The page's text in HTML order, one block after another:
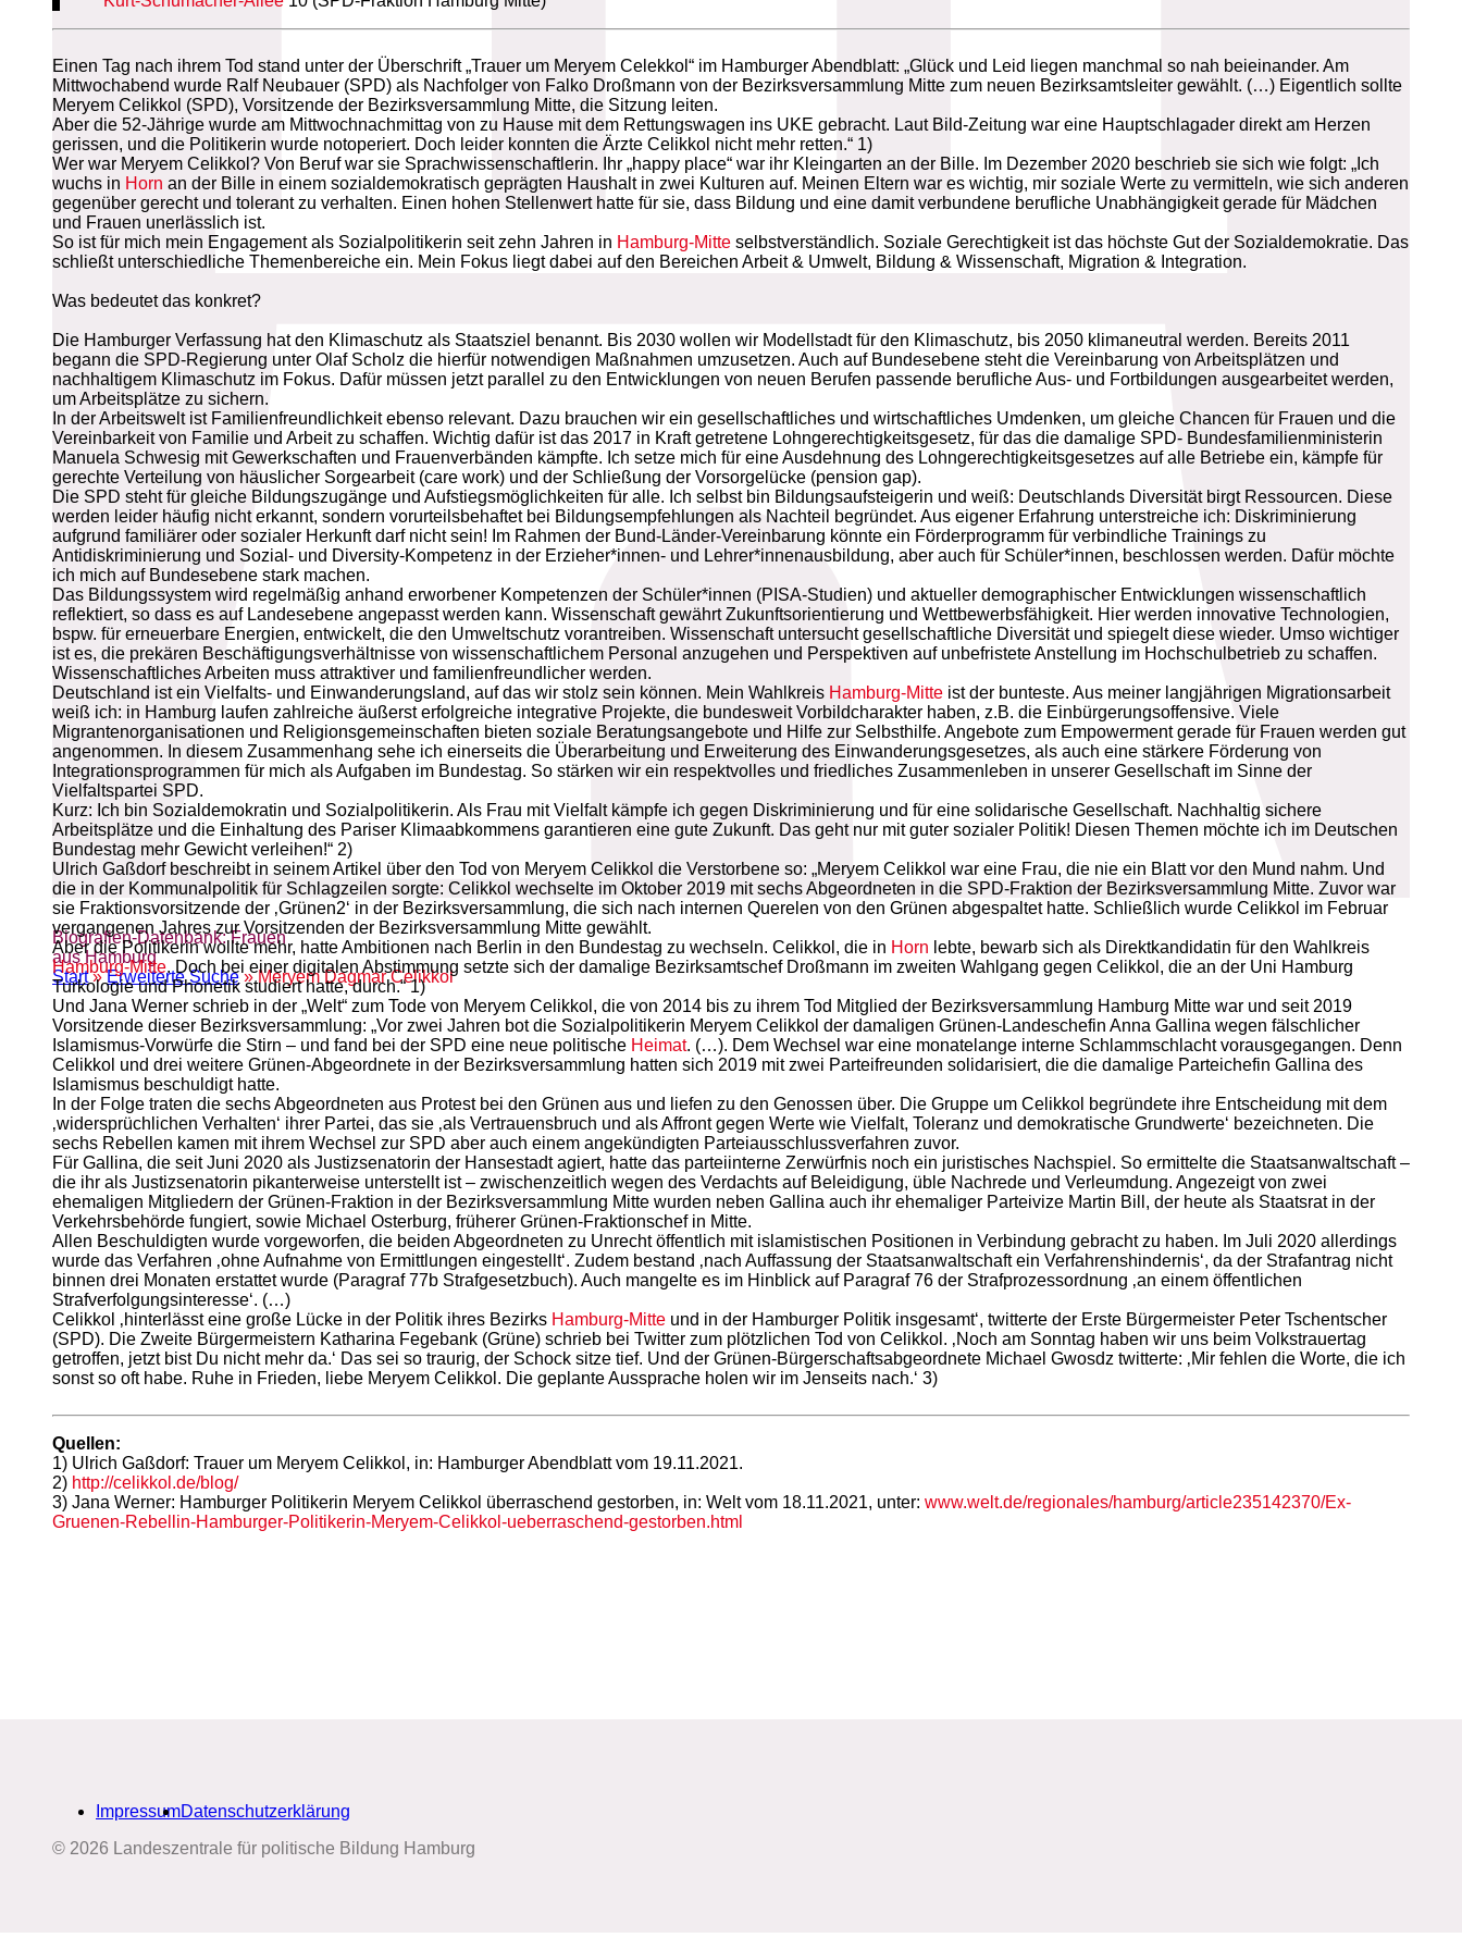
Biografien-Datenbank: Frauen
aus Hamburg
Start»Erweiterte Suche» Meryem Dagmar Celikkol
Einen Tag nach ihrem Tod stand unter der Überschrift „Trauer um Meryem Celekkol“ im Hamburger Abendblatt: „Glück und Leid liegen manchmal so nah beieinander. Am
Mittwochabend wurde Ralf Neubauer (SPD) als Nachfolger von Falko Droßmann von der Bezirksversammlung Mitte zum neuen Bezirksamtsleiter gewählt. (…) Eigentlich sollte
Meryem Celikkol (SPD), Vorsitzende der Bezirksversammlung Mitte, die Sitzung leiten.
Aber die 52-Jährige wurde am Mittwochnachmittag von zu Hause mit dem Rettungswagen ins UKE gebracht. Laut Bild-Zeitung war eine Hauptschlagader direkt am Herzen
gerissen, und die Politikerin wurde notoperiert. Doch leider konnten die Ärzte Celikkol nicht mehr retten.“ 1)
Wer war Meryem Celikkol? Von Beruf war sie Sprachwissenschaftlerin. Ihr „happy place“ war ihr Kleingarten an der Bille. Im Dezember 2020 beschrieb sie sich wie folgt: „Ich
wuchs in Horn an der Bille in einem sozialdemokratisch geprägten Haushalt in zwei Kulturen auf. Meinen Eltern war es wichtig, mir soziale Werte zu vermitteln, wie sich anderen
gegenüber gerecht und tolerant zu verhalten. Einen hohen Stellenwert hatte für sie, dass Bildung und eine damit verbundene berufliche Unabhängigkeit gerade für Mädchen
und Frauen unerlässlich ist.
So ist für mich mein Engagement als Sozialpolitikerin seit zehn Jahren in Hamburg-Mitte selbstverständlich. Soziale Gerechtigkeit ist das höchste Gut der Sozialdemokratie. Das
schließt unterschiedliche Themenbereiche ein. Mein Fokus liegt dabei auf den Bereichen Arbeit & Umwelt, Bildung & Wissenschaft, Migration & Integration.
Was bedeutet das konkret?
Die Hamburger Verfassung hat den Klimaschutz als Staatsziel benannt. Bis 2030 wollen wir Modellstadt für den Klimaschutz, bis 2050 klimaneutral werden. Bereits 2011
begann die SPD-Regierung unter Olaf Scholz die hierfür notwendigen Maßnahmen umzusetzen. Auch auf Bundesebene steht die Vereinbarung von Arbeitsplätzen und
nachhaltigem Klimaschutz im Fokus. Dafür müssen jetzt parallel zu den Entwicklungen von neuen Berufen passende berufliche Aus- und Fortbildungen ausgearbeitet werden,
um Arbeitsplätze zu sichern.
In der Arbeitswelt ist Familienfreundlichkeit ebenso relevant. Dazu brauchen wir ein gesellschaftliches und wirtschaftliches Umdenken, um gleiche Chancen für Frauen und die
Vereinbarkeit von Familie und Arbeit zu schaffen. Wichtig dafür ist das 2017 in Kraft getretene Lohngerechtigkeitsgesetz, für das die damalige SPD- Bundesfamilienministerin
Manuela Schwesig mit Gewerkschaften und Frauenverbänden kämpfte. Ich setze mich für eine Ausdehnung des Lohngerechtigkeitsgesetzes auf alle Betriebe ein, kämpfe für
gerechte Verteilung von häuslicher Sorgearbeit (care work) und der Schließung der Vorsorgelücke (pension gap).
Die SPD steht für gleiche Bildungszugänge und Aufstiegsmöglichkeiten für alle. Ich selbst bin Bildungsaufsteigerin und weiß: Deutschlands Diversität birgt Ressourcen. Diese
werden leider häufig nicht erkannt, sondern vorurteilsbehaftet bei Bildungsempfehlungen als Nachteil begründet. Aus eigener Erfahrung unterstreiche ich: Diskriminierung
aufgrund familiärer oder sozialer Herkunft darf nicht sein! Im Rahmen der Bund-Länder-Vereinbarung könnte ein Förderprogramm für verbindliche Trainings zu
Antidiskriminierung und Sozial- und Diversity-Kompetenz in der Erzieher*innen- und Lehrer*innenausbildung, aber auch für Schüler*innen, beschlossen werden. Dafür möchte
ich mich auf Bundesebene stark machen.
Das Bildungssystem wird regelmäßig anhand erworbener Kompetenzen der Schüler*innen (PISA-Studien) und aktueller demographischer Entwicklungen wissenschaftlich
reflektiert, so dass es auf Landesebene angepasst werden kann. Wissenschaft gewährt Zukunftsorientierung und Wettbewerbsfähigkeit. Hier werden innovative Technologien,
bspw. für erneuerbare Energien, entwickelt, die den Umweltschutz vorantreiben. Wissenschaft untersucht gesellschaftliche Diversität und spiegelt diese wieder. Umso wichtiger
ist es, die prekären Beschäftigungsverhältnisse von wissenschaftlichem Personal anzugehen und Perspektiven auf unbefristete Anstellung im Hochschulbetrieb zu schaffen.
Wissenschaftliches Arbeiten muss attraktiver und familienfreundlicher werden.
Deutschland ist ein Vielfalts- und Einwanderungsland, auf das wir stolz sein können. Mein Wahlkreis Hamburg-Mitte ist der bunteste. Aus meiner langjährigen Migrationsarbeit
weiß ich: in Hamburg laufen zahlreiche äußerst erfolgreiche integrative Projekte, die bundesweit Vorbildcharakter haben, z.B. die Einbürgerungsoffensive. Viele
Migrantenorganisationen und Religionsgemeinschaften bieten soziale Beratungsangebote und Hilfe zur Selbsthilfe. Angebote zum Empowerment gerade für Frauen werden gut
angenommen. In diesem Zusammenhang sehe ich einerseits die Überarbeitung und Erweiterung des Einwanderungsgesetzes, als auch eine stärkere Förderung von
Integrationsprogrammen für mich als Aufgaben im Bundestag. So stärken wir ein respektvolles und friedliches Zusammenleben in unserer Gesellschaft im Sinne der
Vielfaltspartei SPD.
Kurz: Ich bin Sozialdemokratin und Sozialpolitikerin. Als Frau mit Vielfalt kämpfe ich gegen Diskriminierung und für eine solidarische Gesellschaft. Nachhaltig sichere
Arbeitsplätze und die Einhaltung des Pariser Klimaabkommens garantieren eine gute Zukunft. Das geht nur mit guter sozialer Politik! Diesen Themen möchte ich im Deutschen
Bundestag mehr Gewicht verleihen!“ 2)
Ulrich Gaßdorf beschreibt in seinem Artikel über den Tod von Meryem Celikkol die Verstorbene so: „Meryem Celikkol war eine Frau, die nie ein Blatt vor den Mund nahm. Und
die in der Kommunalpolitik für Schlagzeilen sorgte: Celikkol wechselte im Oktober 2019 mit sechs Abgeordneten in die SPD-Fraktion der Bezirksversammlung Mitte. Zuvor war
sie Fraktionsvorsitzende der ‚Grünen2‘ in der Bezirksversammlung, die sich nach internen Querelen von den Grünen abgespaltet hatte. Schließlich wurde Celikkol im Februar
vergangenen Jahres zur Vorsitzenden der Bezirksversammlung Mitte gewählt.
Aber die Politikerin wollte mehr, hatte Ambitionen nach Berlin in den Bundestag zu wechseln. Celikkol, die in Horn lebte, bewarb sich als Direktkandidatin für den Wahlkreis
Hamburg-Mitte. Doch bei einer digitalen Abstimmung setzte sich der damalige Bezirksamtschef Droßmann im zweiten Wahlgang gegen Celikkol, die an der Uni Hamburg
Turkologie und Phonetik studiert hatte, durch.“ 1)
Und Jana Werner schrieb in der „Welt“ zum Tode von Meryem Celikkol, die von 2014 bis zu ihrem Tod Mitglied der Bezirksversammlung Hamburg Mitte war und seit 2019
Vorsitzende dieser Bezirksversammlung: „Vor zwei Jahren bot die Sozialpolitikerin Meryem Celikkol der damaligen Grünen-Landeschefin Anna Gallina wegen fälschlicher
Islamismus-Vorwürfe die Stirn – und fand bei der SPD eine neue politische Heimat. (…). Dem Wechsel war eine monatelange interne Schlammschlacht vorausgegangen. Denn
Celikkol und drei weitere Grünen-Abgeordnete in der Bezirksversammlung hatten sich 2019 mit zwei Parteifreunden solidarisiert, die die damalige Parteichefin Gallina des
Islamismus beschuldigt hatte.
In der Folge traten die sechs Abgeordneten aus Protest bei den Grünen aus und liefen zu den Genossen über. Die Gruppe um Celikkol begründete ihre Entscheidung mit dem
‚widersprüchlichen Verhalten‘ ihrer Partei, das sie ‚als Vertrauensbruch und als Affront gegen Werte wie Vielfalt, Toleranz und demokratische Grundwerte‘ bezeichneten. Die
sechs Rebellen kamen mit ihrem Wechsel zur SPD aber auch einem angekündigten Parteiausschlussverfahren zuvor.
Für Gallina, die seit Juni 2020 als Justizsenatorin der Hansestadt agiert, hatte das parteiinterne Zerwürfnis noch ein juristisches Nachspiel. So ermittelte die Staatsanwaltschaft –
die ihr als Justizsenatorin pikanterweise unterstellt ist – zwischenzeitlich wegen des Verdachts auf Beleidigung, üble Nachrede und Verleumdung. Angezeigt von zwei
ehemaligen Mitgliedern der Grünen-Fraktion in der Bezirksversammlung Mitte wurden neben Gallina auch ihr ehemaliger Parteivize Martin Bill, der heute als Staatsrat in der
Verkehrsbehörde fungiert, sowie Michael Osterburg, früherer Grünen-Fraktionschef in Mitte.
Allen Beschuldigten wurde vorgeworfen, die beiden Abgeordneten zu Unrecht öffentlich mit islamistischen Positionen in Verbindung gebracht zu haben. Im Juli 2020 allerdings
wurde das Verfahren ‚ohne Aufnahme von Ermittlungen eingestellt‘. Zudem bestand ‚nach Auffassung der Staatsanwaltschaft ein Verfahrenshindernis‘, da der Strafantrag nicht
binnen drei Monaten erstattet wurde (Paragraf 77b Strafgesetzbuch). Auch mangelte es im Hinblick auf Paragraf 76 der Strafprozessordnung ‚an einem öffentlichen
Strafverfolgungsinteresse‘. (…)
Celikkol ‚hinterlässt eine große Lücke in der Politik ihres Bezirks Hamburg-Mitte und in der Hamburger Politik insgesamt‘, twitterte der Erste Bürgermeister Peter Tschentscher
(SPD). Die Zweite Bürgermeistern Katharina Fegebank (Grüne) schrieb bei Twitter zum plötzlichen Tod von Celikkol. ‚Noch am Sonntag haben wir uns beim Volkstrauertag
getroffen, jetzt bist Du nicht mehr da.‘ Das sei so traurig, der Schock sitze tief. Und der Grünen-Bürgerschaftsabgeordnete Michael Gwosdz twitterte: ‚Mir fehlen die Worte, die ich
sonst so oft habe. Ruhe in Frieden, liebe Meryem Celikkol. Die geplante Aussprache holen wir im Jenseits nach.‘ 3)
Quellen:
1) Ulrich Gaßdorf: Trauer um Meryem Celikkol, in: Hamburger Abendblatt vom 19.11.2021.
2) http://celikkol.de/blog/
3) Jana Werner: Hamburger Politikerin Meryem Celikkol überraschend gestorben, in: Welt vom 18.11.2021, unter: www.welt.de/regionales/hamburg/article235142370/Ex-
Gruenen-Rebellin-Hamburger-Politikerin-Meryem-Celikkol-ueberraschend-gestorben.html
ImpressumDatenschutzerklärung
© 2026 Landeszentrale für politische Bildung Hamburg